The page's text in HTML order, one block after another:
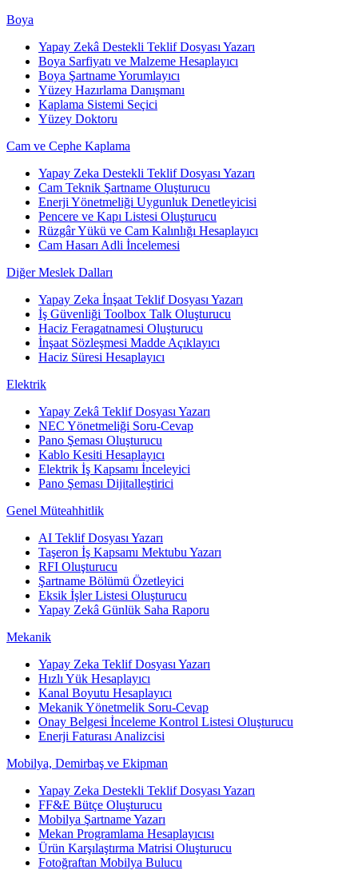
Boya
Yapay Zekâ Destekli Teklif Dosyası Yazarı
Boya Sarfiyatı ve Malzeme Hesaplayıcı
Boya Şartname Yorumlayıcı
Yüzey Hazırlama Danışmanı
Kaplama Sistemi Seçici
Yüzey Doktoru
Cam ve Cephe Kaplama
Yapay Zeka Destekli Teklif Dosyası Yazarı
Cam Teknik Şartname Oluşturucu
Enerji Yönetmeliği Uygunluk Denetleyicisi
Pencere ve Kapı Listesi Oluşturucu
Rüzgâr Yükü ve Cam Kalınlığı Hesaplayıcı
Cam Hasarı Adli İncelemesi
Diğer Meslek Dalları
Yapay Zeka İnşaat Teklif Dosyası Yazarı
İş Güvenliği Toolbox Talk Oluşturucu
Haciz Feragatnamesi Oluşturucu
İnşaat Sözleşmesi Madde Açıklayıcı
Haciz Süresi Hesaplayıcı
Elektrik
Yapay Zekâ Teklif Dosyası Yazarı
NEC Yönetmeliği Soru-Cevap
Pano Şeması Oluşturucu
Kablo Kesiti Hesaplayıcı
Elektrik İş Kapsamı İnceleyici
Pano Şeması Dijitalleştirici
Genel Müteahhitlik
AI Teklif Dosyası Yazarı
Taşeron İş Kapsamı Mektubu Yazarı
RFI Oluşturucu
Şartname Bölümü Özetleyici
Eksik İşler Listesi Oluşturucu
Yapay Zekâ Günlük Saha Raporu
Mekanik
Yapay Zeka Teklif Dosyası Yazarı
Hızlı Yük Hesaplayıcı
Kanal Boyutu Hesaplayıcı
Mekanik Yönetmelik Soru-Cevap
Onay Belgesi İnceleme Kontrol Listesi Oluşturucu
Enerji Faturası Analizcisi
Mobilya, Demirbaş ve Ekipman
Yapay Zeka Destekli Teklif Dosyası Yazarı
FF&E Bütçe Oluşturucu
Mobilya Şartname Yazarı
Mekan Programlama Hesaplayıcısı
Ürün Karşılaştırma Matrisi Oluşturucu
Fotoğraftan Mobilya Bulucu